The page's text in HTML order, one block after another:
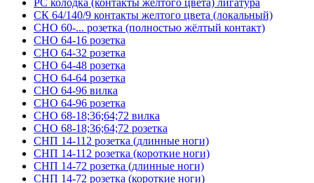
СК 64/140/9 контакты желтого цвета (локальный)
СНО 60-... розетка (полностью жёлтый контакт)
СНО 64-16 розетка
СНО 64-32 розетка
СНО 64-48 розетка
СНО 64-64 розетка
СНО 64-96 вилка
СНО 64-96 розетка
СНО 68-18;36;64;72 вилка
СНО 68-18;36;64;72 розетка
СНП 14-112 розетка (длинные ноги)
СНП 14-112 розетка (короткие ноги)
СНП 14-72 розетка (длинные ноги)
СНП 14-72 розетка (короткие ноги)